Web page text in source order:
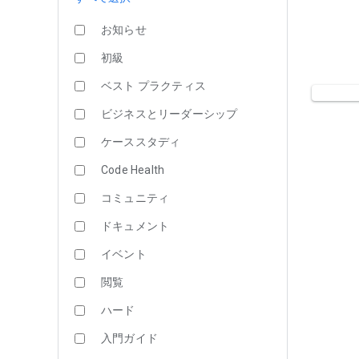
お知らせ
初級
ベスト プラクティス
ビジネスとリーダーシップ
ケーススタディ
Code Health
コミュニティ
ドキュメント
イベント
閲覧
ハード
入門ガイド